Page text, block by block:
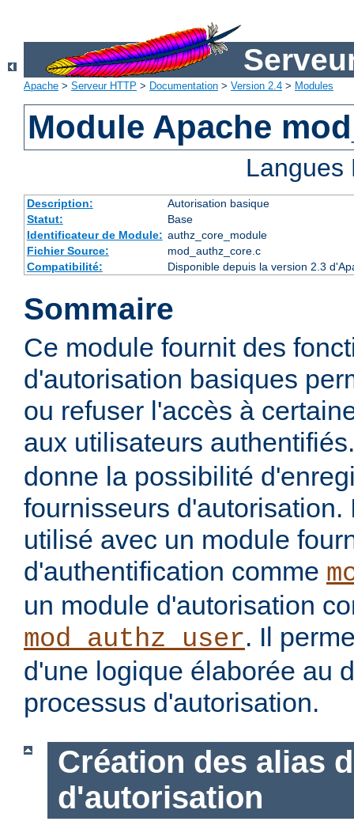
Apache > Serveur HTTP > Documentation > Version 2.4 > Modules
Module Apache
Description:
Autorisation basique
Statut:
Base
Identificateur de Module: authz_core_module
Fichier Source:
mod_authz_core.c
Compatibilité:
Disponible depuis la version 2.3
Sommaire
Ce module fournit des
d'autorisation basiques
ou refuser l'accès à
aux utilisateurs
donne la possibilité
fournisseurs d'autorisation.
utilisé avec un module
d'authentification comme
un module d'autorisation
mod_authz_user. Il
d'une logique élaborée au
processus d'autorisation.
Création des alias
d'autorisation